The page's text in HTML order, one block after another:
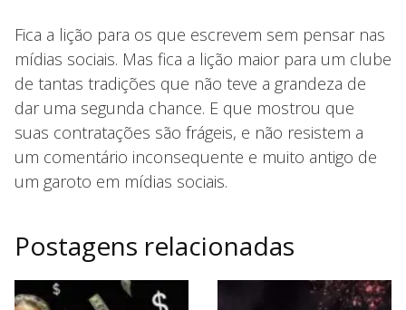
Fica a lição para os que escrevem sem pensar nas
mídias sociais. Mas fica a lição maior para um clube
de tantas tradições que não teve a grandeza de
dar uma segunda chance. E que mostrou que
suas contratações são frágeis, e não resistem a
um comentário inconsequente e muito antigo de
um garoto em mídias sociais.
Postagens relacionadas